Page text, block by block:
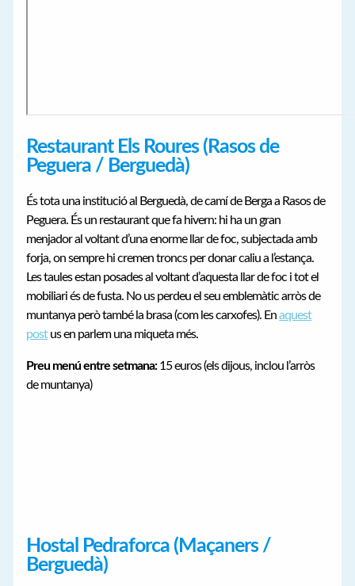
Restaurant Els Roures (Rasos de
Peguera / Berguedà)
És tota una institució al Berguedà, de camí de Berga a Rasos de
Peguera. És un restaurant que fa hivern: hi ha un gran
menjador al voltant d’una enorme llar de foc, subjectada amb
forja, on sempre hi cremen troncs per donar caliu a l’estança.
Les taules estan posades al voltant d’aquesta llar de foc i tot el
mobiliari és de fusta. No us perdeu el seu emblemàtic arròs de
muntanya però també la brasa (com les carxofes). Enaquest
postus en parlem una miqueta més.
Preu menú entre setmana:15 euros (els dijous, inclou l’arròs
de muntanya)
Hostal Pedraforca (Maçaners /
Berguedà)